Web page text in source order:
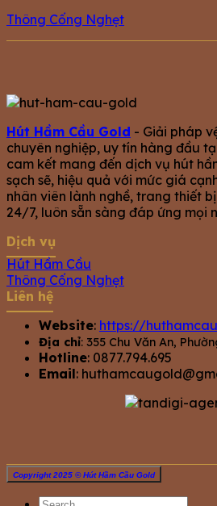
Thông Cống Nghẹt
Hút Hầm Cầu Gold - Giải pháp
chuyên nghiệp, uy tín hàng đầu
cam kết mang đến dịch vụ hút
sạch sẽ, hiệu quả với mức giá
nhân viên lành nghề, trang thiết
24/7, luôn sẵn sàng đáp ứng mọi
Dịch vụ
Hút Hầm Cầu
Thông Cống Nghẹt
Liên hệ
Website: https://
Địa chỉ: 355 Chu Văn An,
Hotline: 0877.794.695
Email:
Copyright 2025 © Hút Hầm Cầu Gold